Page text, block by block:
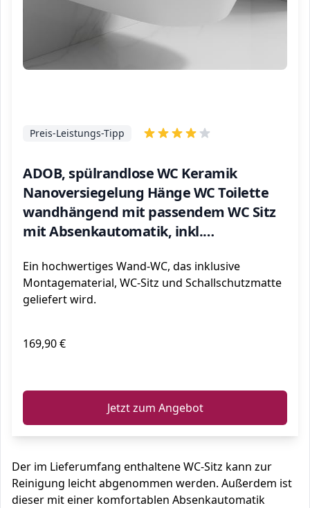
ADOB, spülrandlose WC Keramik
Nanoversiegelung Hänge WC Toilette
wandhängend mit passendem WC Sitz
mit Absenkautomatik, inkl.
Preis-Leistungs-Tipp
Ein hochwertiges Wand-WC, das inklusive
Montagematerial, WC-Sitz und Schallschutzmatte
geliefert wird.
169,90 €
Jetzt zum Angebot
Der im Lieferumfang enthaltene WC-Sitz kann zur
Reinigung leicht abgenommen werden. Außerdem ist
dieser mit einer komfortablen Absenkautomatik